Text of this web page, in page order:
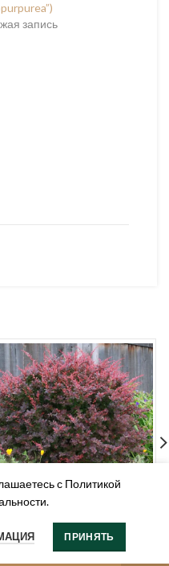
запись
(Berberis thunbergii
с Политикой
ПРИНЯТЬ